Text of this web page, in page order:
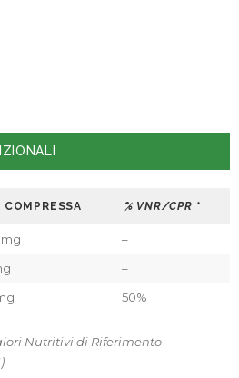
COMPRESSA % VNR/CPR *
–
–
50%
Nutritivi di Riferimento